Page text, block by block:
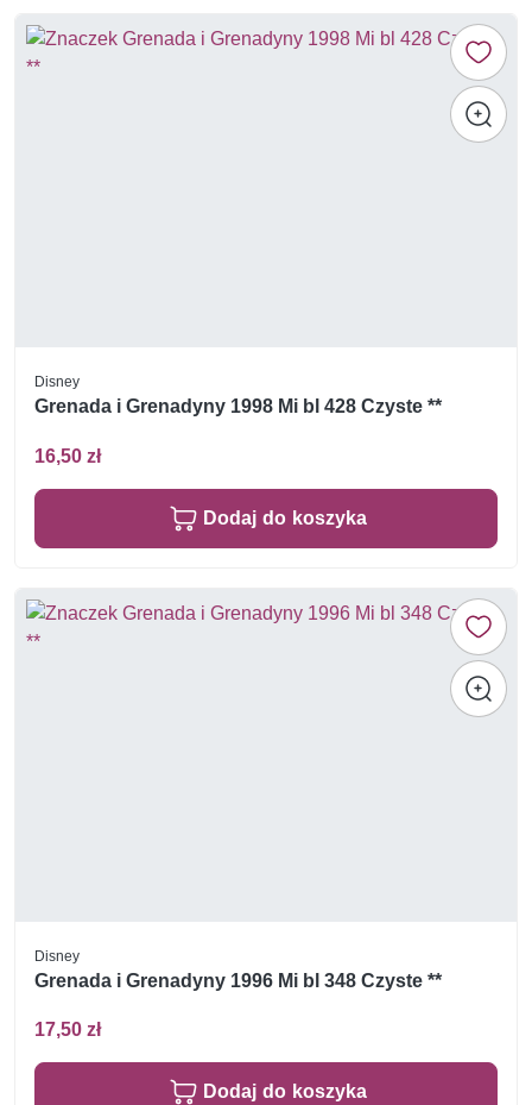
Disney
Grenada i Grenadyny 1998 Mi bl 428 Czyste **
16,50 zł
Dodaj do koszyka
Disney
Grenada i Grenadyny 1996 Mi bl 348 Czyste **
17,50 zł
Dodaj do koszyka